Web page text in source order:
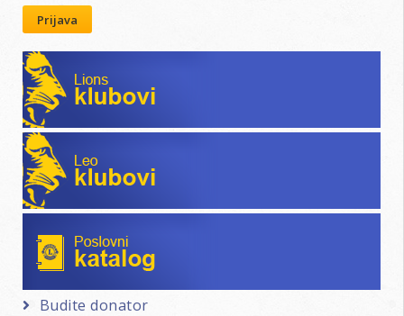
Prijava
Lions klubovi
Leo klubovi
Budite donator